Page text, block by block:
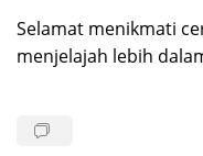
Selamat menikmati
menjelajah lebih